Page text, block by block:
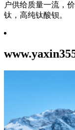
户供给质量一流，
钛，高纯钛酸钡。